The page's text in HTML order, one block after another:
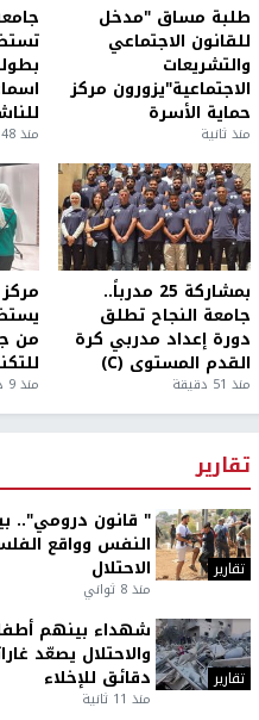
طلبة مساق "مدخل
للقانون الاجتماعي
والتشريعات
الاجتماعية"يزورون مركز
حماية الأسرة
منذ ثانية منذ 48 دقيقة
بمشاركة 25 مدرباً..
جامعة النجاح تطلق
دورة إعداد مدربي كرة
القدم المستوى (C)
منذ 51 دقيقة
من
منذ 9 دقيقة
تقارير
تقارير
" قانون درومي"..
النفس وواقع
الاحتلال
منذ 8 ثواني
تقارير
شهداء بينهم
والاحتلال يصعّد
دقائق للإخلاء
منذ 11 ثانية